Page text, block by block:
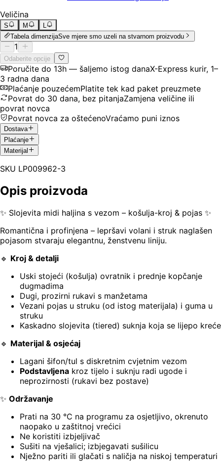
Veličina
S M
L
Tabela dimenzijaSve mjere smo uzeli na stvarnom proizvodu
1
Odaberite opcije
Poručite do 13h — šaljemo istog danaX-Express kurir, 1–
3 radna dana
Plaćanje pouzećemPlatite tek kad paket preuzmete
Povrat do 30 dana, bez pitanjaZamjena veličine ili
povrat novca
Povrat novca za oštećenoVraćamo puni iznos
Dostava
Plaćanje
Materijal
SKU LP009962-3
Opis proizvoda
✨ Slojevita midi haljina s vezom – košulja-kroj & pojas ✨
Romantična i profinjena – lepršavi volani i struk naglašen
pojasom stvaraju elegantnu, ženstvenu liniju.
🔹 Kroj & detalji
Uski stojeći (košulja) ovratnik i prednje kopčanje
dugmadima
Dugi, prozirni rukavi s manžetama
Vezani pojas u struku (od istog materijala) i guma u
struku
Kaskadno slojevita (tiered) suknja koja se lijepo kreće
🔹 Materijal & osjećaj
Lagani šifon/tul s diskretnim cvjetnim vezom
Podstavljena kroz tijelo i suknju radi ugode i
neprozirnosti (rukavi bez postave)
✨ Održavanje
Prati na 30 °C na programu za osjetljivo, okrenuto
naopako u zaštitnoj vrećici
Ne koristiti izbjeljivač
Sušiti na vješalici; izbjegavati sušilicu
Nježno pariti ili glačati s naličja na niskoj temperaturi